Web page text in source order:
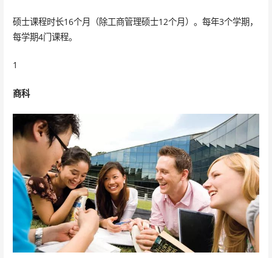
硕士课程时长16个月（除工商管理硕士12个月）。每年3个学期，
每学期4门课程。
1
商科